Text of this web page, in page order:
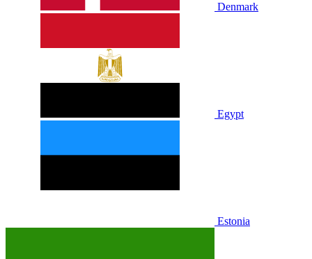
Denmark
Egypt
Estonia